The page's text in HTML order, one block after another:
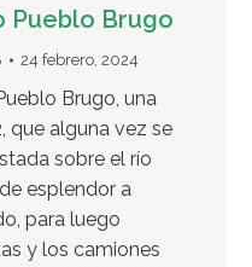
Pueblo Brugo
24 febrero, 2024
Brugo, una
que alguna vez se
sobre el río
esplendor a
para luego
y los camiones